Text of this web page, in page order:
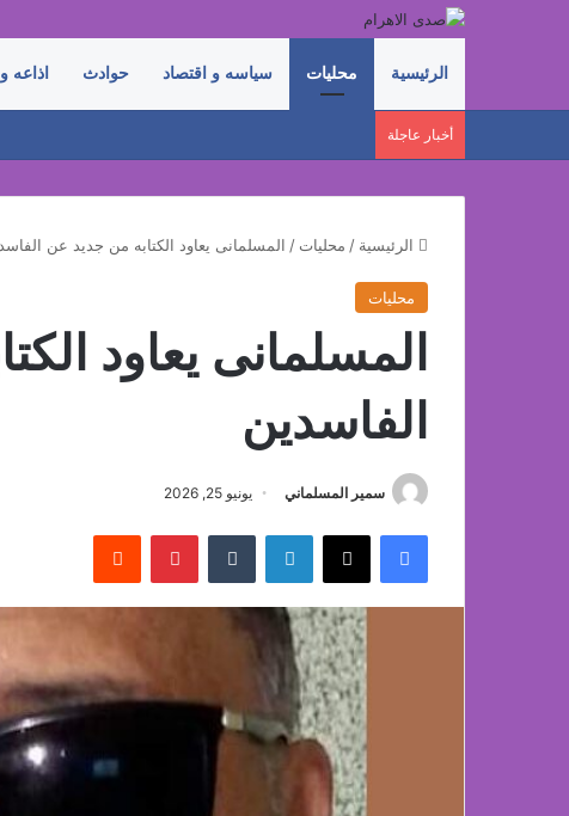
الرئيسية محليات سياسه و اقتصاد حوادث اذاعه
أخبار عاجلة
الرئيسية / محليات / المسلمانى يعاود الكتابه من جديد عن
محليات
المسلمانى يعاود
الفاسدين
سمير المسلماني يونيو 25, 2026
فيسبوك ‫X لينكدإن بينتيريست